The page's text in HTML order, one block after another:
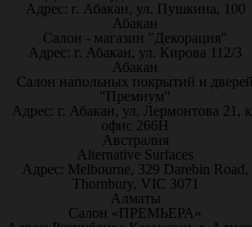
Адрес: г. Абакан, ул. Пушкина, 100
Абакан
Салон - магазин "Декорация"
Адрес: г. Абакан, ул. Кирова 112/3
Абакан
Салон напольных покрытий и дверей
"Премиум"
Адрес: г. Абакан, ул. Лермонтова 21,
офис 266Н
Австралия
Alternative Surfaces
Адрес: Melbourne, 329 Darebin Road,
Thornbury, VIC 3071
Алматы
Салон «ПРЕМЬЕРА»